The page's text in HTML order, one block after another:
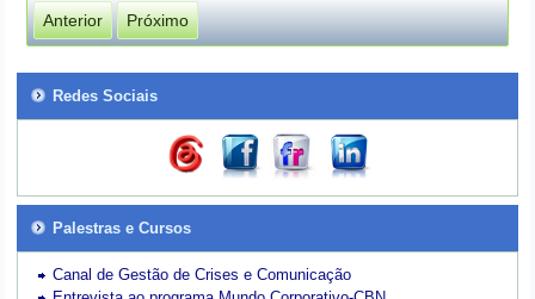
Anterior Próximo
Redes Sociais
Palestras e Cursos
Canal de Gestão de Crises e Comunicação